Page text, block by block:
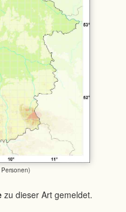
zu dieser Art gemeldet.